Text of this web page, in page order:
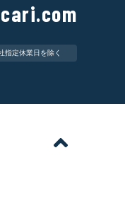
定休業日を除く